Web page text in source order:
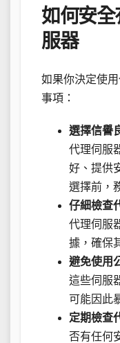
如何安
服器
如果你決定使
事項：
選擇信譽
代理伺服
好、提供
選擇前，
仔細檢查
代理伺服
據，確保
避免使用
這些伺服
可能因此
定期檢查
否有任何